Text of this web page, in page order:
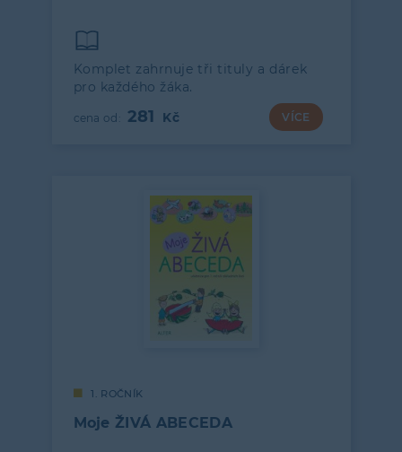
Komplet zahrnuje tři tituly a dárek
pro každého žáka.
281 VÍCE
1. ROČNÍK
Moje ŽIVÁ ABECEDA